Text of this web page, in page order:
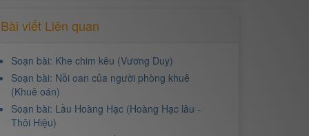
Bài viết Liên quan
Soạn bài: Khe chim kêu (Vương Duy)
Soạn bài: Nỗi oan của người phòng khuê
(Khuê oán)
Soạn bài: Lầu Hoàng Hạc (Hoàng Hạc lâu -
Thôi Hiệu)